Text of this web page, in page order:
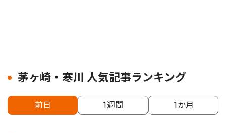
茅ヶ崎・寒川 人気記事ランキング
前日 1週間 1か月